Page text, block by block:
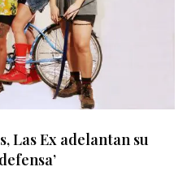
Las Ex adelantan su